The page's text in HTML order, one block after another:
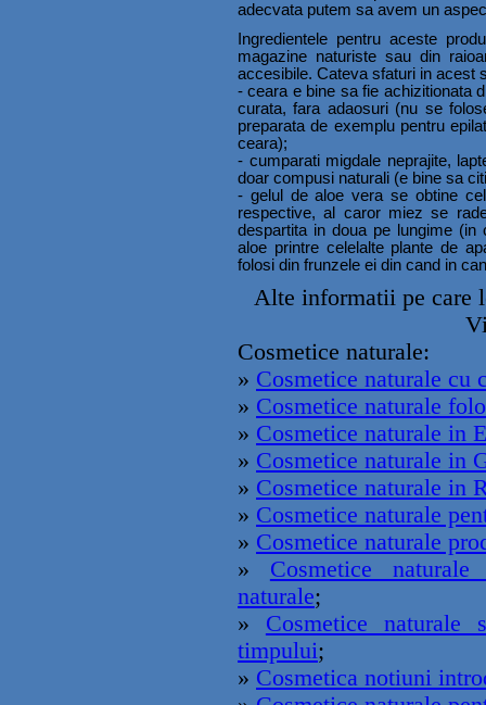
adecvata putem sa avem un
Ingredientele pentru aceste
magazine naturiste sau din
accesibile. Cateva sfaturi in acest
- ceara e bine sa fie achizitionata
curata, fara adaosuri (nu se
preparata de exemplu pentru
ceara);
- cumparati migdale neprajite,
doar compusi naturali (e bine sa
- gelul de aloe vera se obtine
respective, al caror miez se
despartita in doua pe lungime
aloe printre celelalte plante de
folosi din frunzele ei din cand in
Alte informatii pe care
Cosmetice naturale:
» Cosmetice naturale cu
» Cosmetice naturale
» Cosmetice naturale in
» Cosmetice naturale in
» Cosmetice naturale in
» Cosmetice naturale
» Cosmetice naturale
» Cosmetice
naturale;
» Cosmetice
timpului;
» Cosmetica notiuni